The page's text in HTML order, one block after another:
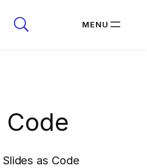
Code
Slides as Code